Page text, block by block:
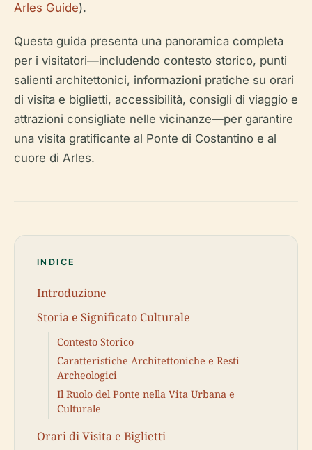
Arles Guide).
Questa guida presenta una panoramica completa
per i visitatori—includendo contesto storico, punti
salienti architettonici, informazioni pratiche su orari
di visita e biglietti, accessibilità, consigli di viaggio e
attrazioni consigliate nelle vicinanze—per garantire
una visita gratificante al Ponte di Costantino e al
cuore di Arles.
INDICE
Introduzione
Storia e Significato Culturale
Contesto Storico
Caratteristiche Architettoniche e Resti
Archeologici
Il Ruolo del Ponte nella Vita Urbana e
Culturale
Orari di Visita e Biglietti